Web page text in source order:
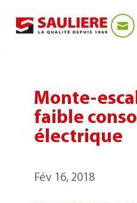
Monte-
faible
électrique
Fév 16, 2018